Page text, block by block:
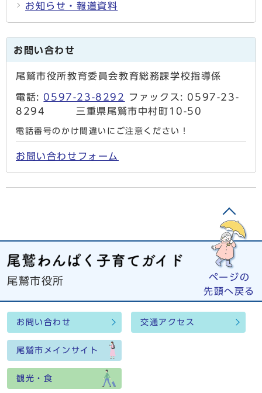
お知らせ・報道資料
お問い合わせ
尾鷲市役所教育委員会教育総務課学校指導係
電話: 0597-23-8292
ファックス: 0597-23-
8294 三重県尾鷲市中村町10-50
電話番号のかけ間違いにご注意ください！
お問い合わせフォーム
ページの
先頭へ戻る
尾鷲市役所
お問い合わせ 交通アクセス
尾鷲市メインサイト
観光・食